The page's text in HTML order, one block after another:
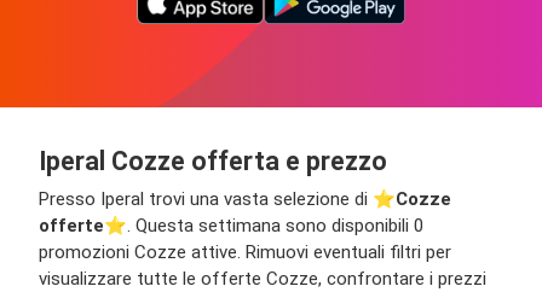
Iperal Cozze offerta e prezzo
Presso Iperal trovi una vasta selezione di ⭐️Cozze
offerte⭐️. Questa settimana sono disponibili 0
promozioni Cozze attive. Rimuovi eventuali filtri per
visualizzare tutte le offerte Cozze, confrontare i prezzi